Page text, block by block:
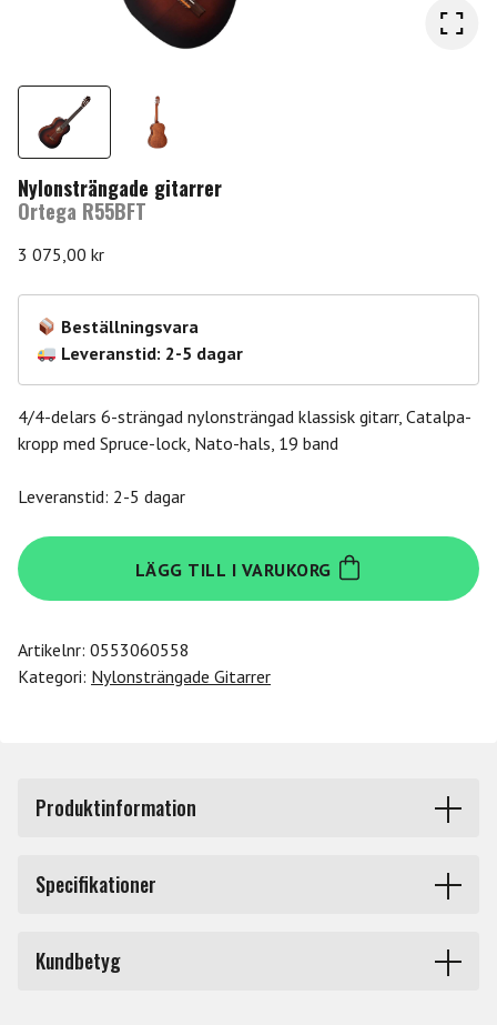
Nylonsträngade gitarrer
Ortega R55BFT
3 075,00 kr
Beställningsvara
Leveranstid: 2-5 dagar
4/4-delars 6-strängad nylonsträngad klassisk gitarr, Catalpa-
kropp med Spruce-lock, Nato-hals, 19 band
Leveranstid: 2-5 dagar
Ortega
R55BFT
mängd
LÄGG TILL I VARUKORG
Artikelnr: 0553060558
Kategori: Nylonsträngade Gitarrer
Produktinformation
R55BFT. Ortega nylonsträngad gitarr, Solid top, Bourbon
Fade. Family Series Pro.
Ortega klassiska gitarrer kombinerar traditionell spansk
design med modern gitarrteknologi. I det stora
Specifikationer
Kundbetyg